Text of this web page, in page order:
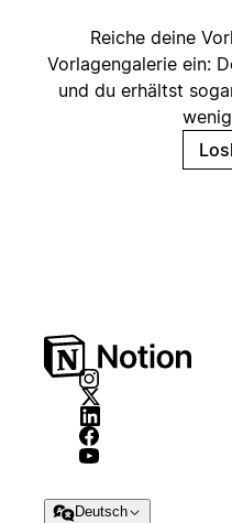
Reiche deine
Vorlagengalerie ein:
und du erhältst
Deutsch